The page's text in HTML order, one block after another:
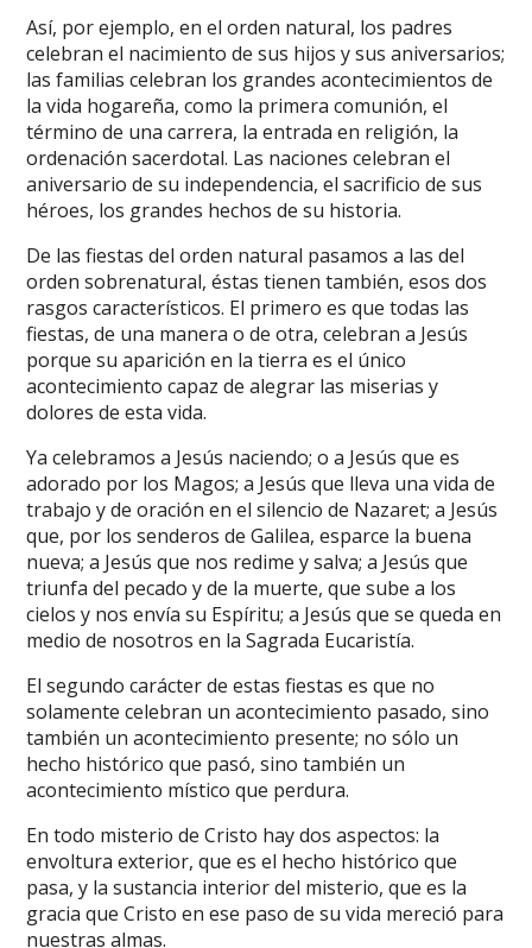
Así, por ejemplo, en el orden natural, los padres
celebran el nacimiento de sus hijos y sus aniversarios;
las familias celebran los grandes acontecimientos de
la vida hogareña, como la primera comunión, el
término de una carrera, la entrada en religión, la
ordenación sacerdotal. Las naciones celebran el
aniversario de su independencia, el sacrificio de sus
héroes, los grandes hechos de su historia.
De las fiestas del orden natural pasamos a las del
orden sobrenatural, éstas tienen también, esos dos
rasgos característicos. El primero es que todas las
fiestas, de una manera o de otra, celebran a Jesús
porque su aparición en la tierra es el único
acontecimiento capaz de alegrar las miserias y
dolores de esta vida.
Ya celebramos a Jesús naciendo; o a Jesús que es
adorado por los Magos; a Jesús que lleva una vida de
trabajo y de oración en el silencio de Nazaret; a Jesús
que, por los senderos de Galilea, esparce la buena
nueva; a Jesús que nos redime y salva; a Jesús que
triunfa del pecado y de la muerte, que sube a los
cielos y nos envía su Espíritu; a Jesús que se queda en
medio de nosotros en la Sagrada Eucaristía.
El segundo carácter de estas fiestas es que no
solamente celebran un acontecimiento pasado, sino
también un acontecimiento presente; no sólo un
hecho histórico que pasó, sino también un
acontecimiento místico que perdura.
En todo misterio de Cristo hay dos aspectos: la
envoltura exterior, que es el hecho histórico que
pasa, y la sustancia interior del misterio, que es la
gracia que Cristo en ese paso de su vida mereció para
nuestras almas.